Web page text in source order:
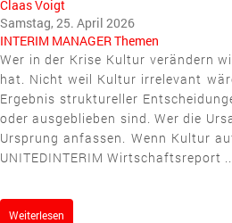
Claas Voigt
Samstag, 25. April 2026
INTERIM MANAGERThemen
Wer in der Krise Kultur verändern
hat. Nicht weil Kultur irrelevant
Ergebnis struktureller
oder ausgeblieben sind. Wer die
Ursprung anfassen. Wenn Kultur
UNITEDINTERIM Wirtschaftsreport
Weiterlesen